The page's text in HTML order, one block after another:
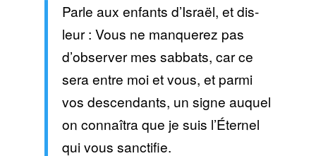
Parle aux enfants d’Israël, et dis-
leur : Vous ne manquerez pas
d’observer mes sabbats, car ce
sera entre moi et vous, et parmi
vos descendants, un signe auquel
on connaîtra que je suis l’Éternel
qui vous sanctifie.